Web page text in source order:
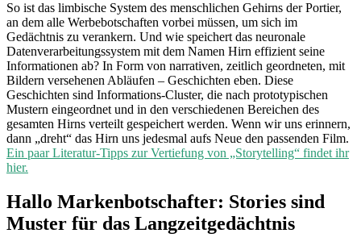
So ist das limbische System des menschlichen Gehirns der Portier,
an dem alle Werbebotschaften vorbei müssen, um sich im
Gedächtnis zu verankern. Und wie speichert das neuronale
Datenverarbeitungssystem mit dem Namen Hirn effizient seine
Informationen ab? In Form von narrativen, zeitlich geordneten, mit
Bildern versehenen Abläufen – Geschichten eben. Diese
Geschichten sind Informations-Cluster, die nach prototypischen
Mustern eingeordnet und in den verschiedenen Bereichen des
gesamten Hirns verteilt gespeichert werden. Wenn wir uns erinnern,
dann „dreht“ das Hirn uns jedesmal aufs Neue den passenden Film.
Ein paar Literatur-Tipps zur Vertiefung von „Storytelling“ findet ihr
hier.
Hallo Markenbotschafter: Stories sind
Muster für das Langzeitgedächtnis